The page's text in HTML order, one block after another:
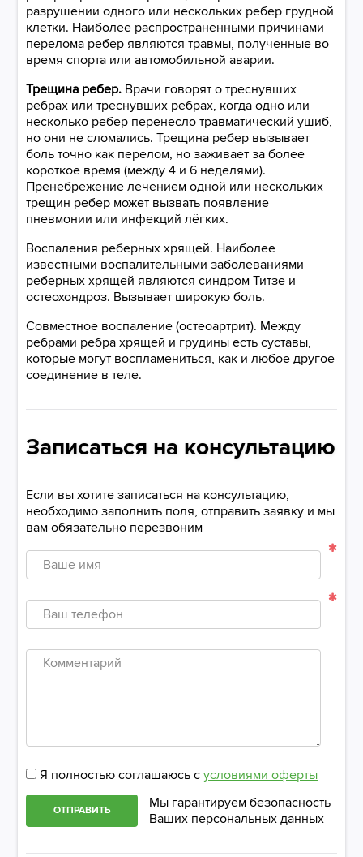
разрушении одного или нескольких ребер грудной
клетки. Наиболее распространенными причинами
перелома ребер являются травмы, полученные во
время спорта или автомобильной аварии.
Трещина ребер. Врачи говорят о треснувших
ребрах или треснувших ребрах, когда одно или
несколько ребер перенесло травматический ушиб,
но они не сломались. Трещина ребер вызывает
боль точно как перелом, но заживает за более
короткое время (между 4 и 6 неделями).
Пренебрежение лечением одной или нескольких
трещин ребер может вызвать появление
пневмонии или инфекций лёгких.
Воспаления реберных хрящей. Наиболее
известными воспалительными заболеваниями
реберных хрящей являются синдром Титзе и
остеохондроз. Вызывает широкую боль.
Совместное воспаление (остеоартрит). Между
ребрами ребра хрящей и грудины есть суставы,
которые могут воспламениться, как и любое другое
соединение в теле.
Записаться на консультацию
Если вы хотите записаться на консультацию,
необходимо заполнить поля, отправить заявку и мы
вам обязательно перезвоним
Ваше
имя
Ваш
телефон
Комментарий
Я полностью соглашаюсь сусловиями оферты
ОТПРАВИТЬ
Мы гарантируем безопасность
Ваших персональных данных